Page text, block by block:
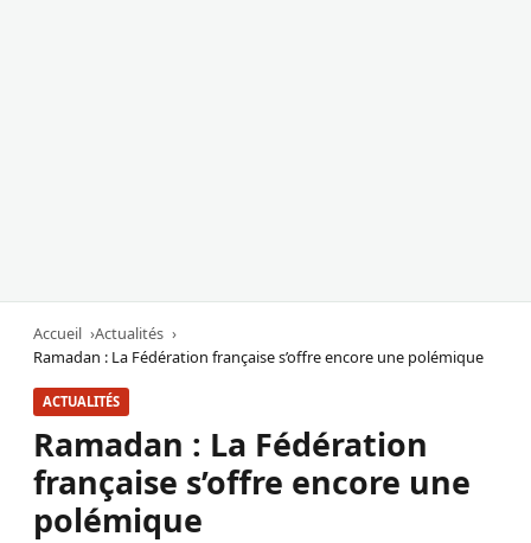
Accueil
Actualités
Ramadan : La Fédération française s’offre encore une polémique
ACTUALITÉS
Ramadan : La Fédération
française s’offre encore une
polémique